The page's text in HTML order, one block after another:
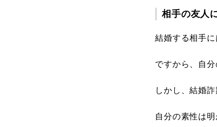
相手の友人
結婚する相手
ですから、自
しかし、結婚
自分の素性は